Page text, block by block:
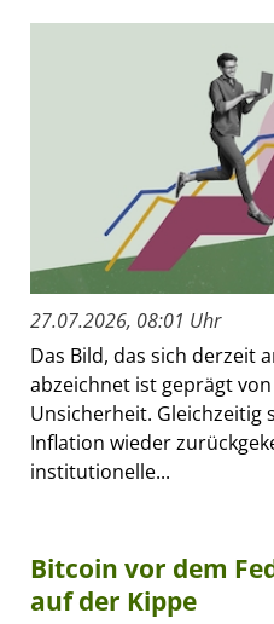
27.07.2026, 08:01 Uhr
Das Bild, das sich derzeit
abzeichnet ist geprägt
Unsicherheit. Gleichzeitig
Inflation wieder
institutionelle...
Bitcoin vor dem
auf der Kippe